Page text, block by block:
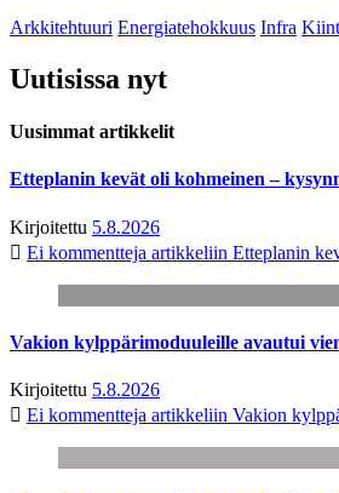
Arkkitehtuuri Energiatehokkuus Infra
Uutisissa nyt
Uusimmat artikkelit
Etteplanin kevät oli kohmeinen –
Kirjoitettu 5.8.2026
Ei kommentteja artikkeliin Etteplanin
Vakion kylppärimoduuleille avautui
Kirjoitettu 5.8.2026
Ei kommentteja artikkeliin Vakion